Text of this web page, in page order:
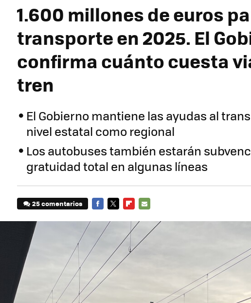
1.600 millones de euros
transporte en 2025. El
confirma cuánto cuesta
tren
El Gobierno mantiene las ayudas al
nivel estatal como regional
Los autobuses también estarán
gratuidad total en algunas líneas
25 comentarios
MAIL